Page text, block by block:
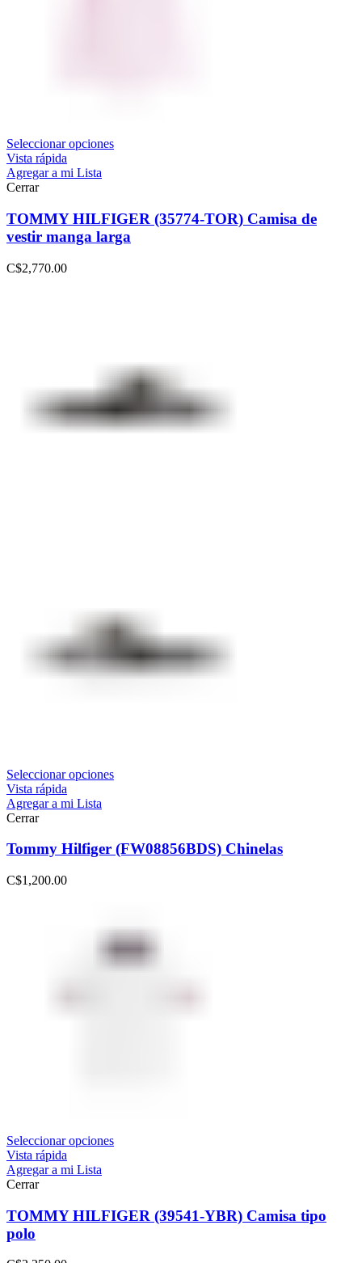
Seleccionar opciones
Vista rápida
Agregar a mi Lista
Cerrar
TOMMY HILFIGER (35774-TOR) Camisa de
vestir manga larga
C$2,770.00
Seleccionar opciones
Vista rápida
Agregar a mi Lista
Cerrar
Tommy Hilfiger (FW08856BDS) Chinelas
C$1,200.00
Seleccionar opciones
Vista rápida
Agregar a mi Lista
Cerrar
TOMMY HILFIGER (39541-YBR) Camisa tipo
polo